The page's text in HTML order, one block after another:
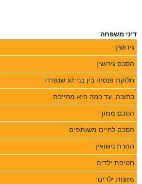
דיני משפחה
גירושין
הסכם גירושין
חלוקת פנסיה בין בני זוג שנפרדו
כתובה, עד כמה היא מחייבת
הסכם ממון
הסכם לחיים משותפים
התרת נישואין
חטיפת ילדים
מזונות ילדים